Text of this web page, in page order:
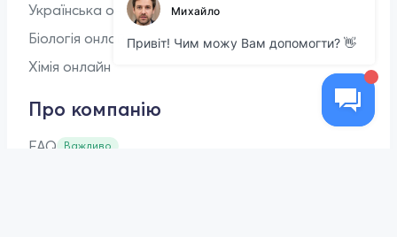
Українська онлайн
Біологія онлайн
Хімія онлайн
Про компанію
FAQ Важливо